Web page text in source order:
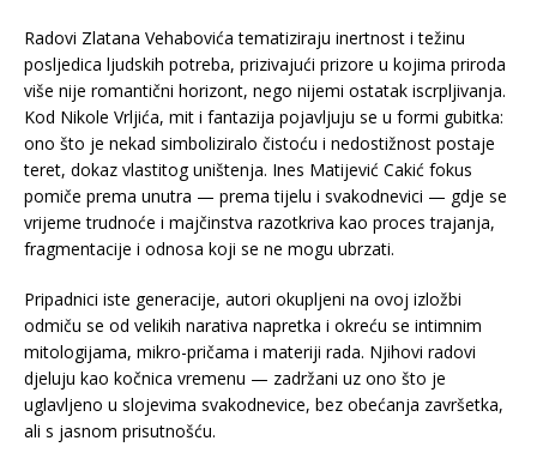
Radovi Zlatana Vehabovića tematiziraju inertnost i težinu
posljedica ljudskih potreba, prizivajući prizore u kojima priroda
više nije romantični horizont, nego nijemi ostatak iscrpljivanja.
Kod Nikole Vrljića, mit i fantazija pojavljuju se u formi gubitka:
ono što je nekad simboliziralo čistoću i nedostižnost postaje
teret, dokaz vlastitog uništenja. Ines Matijević Cakić fokus
pomiče prema unutra — prema tijelu i svakodnevici — gdje se
vrijeme trudnoće i majčinstva razotkriva kao proces trajanja,
fragmentacije i odnosa koji se ne mogu ubrzati.
Pripadnici iste generacije, autori okupljeni na ovoj izložbi
odmiču se od velikih narativa napretka i okreću se intimnim
mitologijama, mikro-pričama i materiji rada. Njihovi radovi
djeluju kao kočnica vremenu — zadržani uz ono što je
uglavljeno u slojevima svakodnevice, bez obećanja završetka,
ali s jasnom prisutnošću.